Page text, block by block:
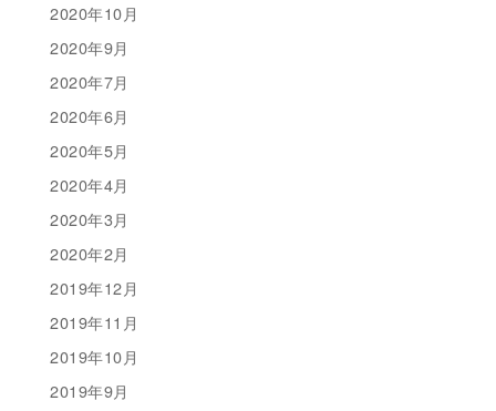
2020年10月
2020年9月
2020年7月
2020年6月
2020年5月
2020年4月
2020年3月
2020年2月
2019年12月
2019年11月
2019年10月
2019年9月